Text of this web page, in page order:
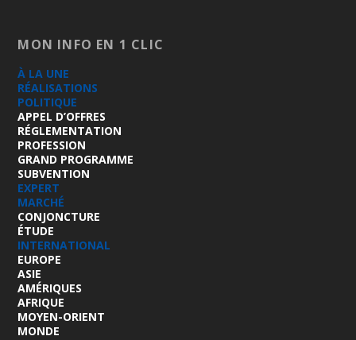
MON INFO EN 1 CLIC
À LA UNE
RÉALISATIONS
POLITIQUE
APPEL D’OFFRES
RÉGLEMENTATION
PROFESSION
GRAND PROGRAMME
SUBVENTION
EXPERT
MARCHÉ
CONJONCTURE
ÉTUDE
INTERNATIONAL
EUROPE
ASIE
AMÉRIQUES
AFRIQUE
MOYEN-ORIENT
MONDE